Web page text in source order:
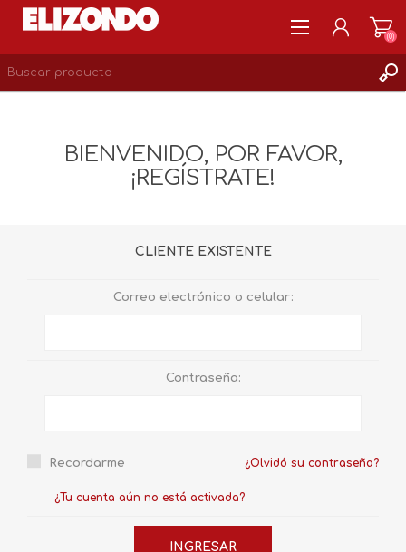
LISTA DE DESEOS 0
(0)
BIENVENIDO, POR FAVOR,
¡REGÍSTRATE!
CLIENTE EXISTENTE
Correo electrónico o celular:
Contraseña:
Recordarme ¿Olvidó su contraseña?
¿Tu cuenta aún no está activada?